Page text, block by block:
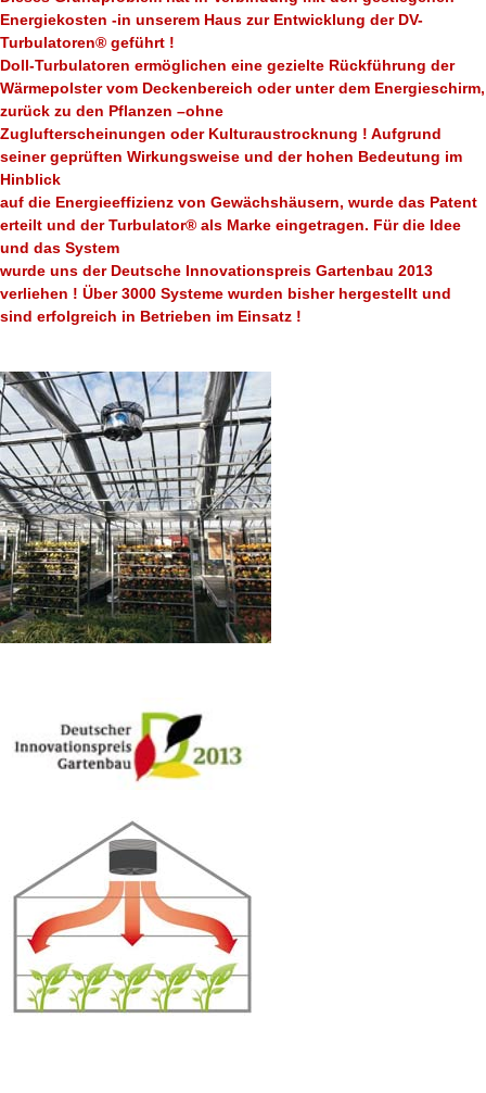
Energiekosten -in unserem Haus zur Entwicklung der DV-
Turbulatoren® geführt !
Doll-Turbulatoren ermöglichen eine gezielte Rückführung der
Wärmepolster vom Deckenbereich oder unter dem Energieschirm,
zurück zu den Pflanzen –ohne
Zuglufterscheinungen oder Kulturaustrocknung ! Aufgrund
seiner geprüften Wirkungsweise und der hohen Bedeutung im
Hinblick
auf die Energieeffizienz von Gewächshäusern, wurde das Patent
erteilt und der Turbulator® als Marke eingetragen. Für die Idee
und das System
wurde uns der Deutsche Innovationspreis Gartenbau 2013
verliehen ! Über 3000 Systeme wurden bisher hergestellt und
sind erfolgreich in Betrieben im Einsatz !